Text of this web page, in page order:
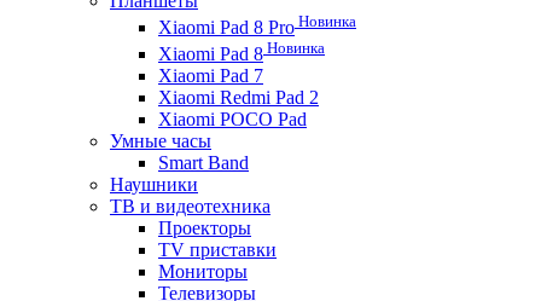
Xiaomi Pad 8 Pro Новинка
Xiaomi Pad 8 Новинка
Xiaomi Pad 7
Xiaomi Redmi Pad 2
Xiaomi POCO Pad
Умные часы
Smart Band
Наушники
ТВ и видеотехника
Проекторы
TV приставки
Мониторы
Телевизоры